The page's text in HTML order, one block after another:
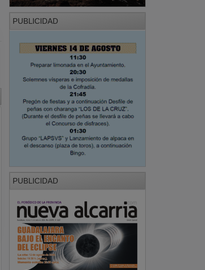
PUBLICIDAD
PUBLICIDAD